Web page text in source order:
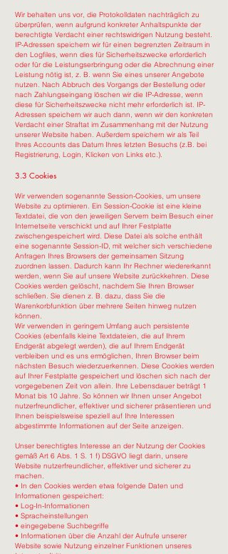
Wir behalten uns vor, die Protokolldaten nachträglich zu
überprüfen, wenn aufgrund konkreter Anhaltspunkte der
berechtigte Verdacht einer rechtswidrigen Nutzung besteht.
IP-Adressen speichern wir für einen begrenzten Zeitraum in
den Logfiles, wenn dies für Sicherheitszwecke erforderlich
oder für die Leistungserbringung oder die Abrechnung einer
Leistung nötig ist, z. B. wenn Sie eines unserer Angebote
nutzen. Nach Abbruch des Vorgangs der Bestellung oder
nach Zahlungseingang löschen wir die IP-Adresse, wenn
diese für Sicherheitszwecke nicht mehr erforderlich ist. IP-
Adressen speichern wir auch dann, wenn wir den konkreten
Verdacht einer Straftat im Zusammenhang mit der Nutzung
unserer Website haben. Außerdem speichern wir als Teil
Ihres Accounts das Datum Ihres letzten Besuchs (z.B. bei
Registrierung, Login, Klicken von Links etc.).
3.3 Cookies
Wir verwenden sogenannte Session-Cookies, um unsere
Website zu optimieren. Ein Session-Cookie ist eine kleine
Textdatei, die von den jeweiligen Servern beim Besuch einer
Internetseite verschickt und auf Ihrer Festplatte
zwischengespeichert wird. Diese Datei als solche enthält
eine sogenannte Session-ID, mit welcher sich verschiedene
Anfragen Ihres Browsers der gemeinsamen Sitzung
zuordnen lassen. Dadurch kann Ihr Rechner wiedererkannt
werden, wenn Sie auf unsere Website zurückkehren. Diese
Cookies werden gelöscht, nachdem Sie Ihren Browser
schließen. Sie dienen z. B. dazu, dass Sie die
Warenkorbfunktion über mehrere Seiten hinweg nutzen
können.
Wir verwenden in geringem Umfang auch persistente
Cookies (ebenfalls kleine Textdateien, die auf Ihrem
Endgerät abgelegt werden), die auf Ihrem Endgerät
verbleiben und es uns ermöglichen, Ihren Browser beim
nächsten Besuch wiederzuerkennen. Diese Cookies werden
auf Ihrer Festplatte gespeichert und löschen sich nach der
vorgegebenen Zeit von allein. Ihre Lebensdauer beträgt 1
Monat bis 10 Jahre. So können wir Ihnen unser Angebot
nutzerfreundlicher, effektiver und sicherer präsentieren und
Ihnen beispielsweise speziell auf Ihre Interessen
abgestimmte Informationen auf der Seite anzeigen.
Unser berechtigtes Interesse an der Nutzung der Cookies
gemäß Art 6 Abs. 1 S. 1 f) DSGVO liegt darin, unsere
Website nutzerfreundlicher, effektiver und sicherer zu
machen.
• In den Cookies werden etwa folgende Daten und
Informationen gespeichert:
• Log-In-Informationen
• Spracheinstellungen
• eingegebene Suchbegriffe
• Informationen über die Anzahl der Aufrufe unserer
Website sowie Nutzung einzelner Funktionen unseres